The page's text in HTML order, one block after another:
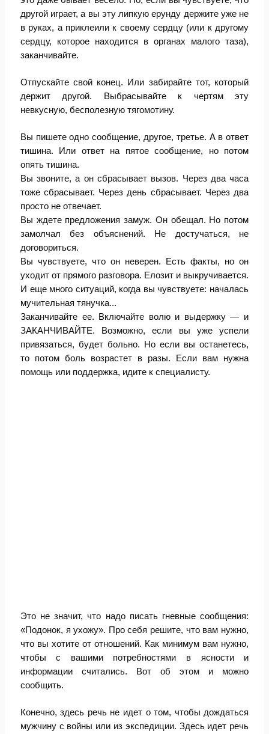
другой играет, а вы эту липкую ерунду держите уже не
в руках, а приклеили к своему сердцу (или к другому
сердцу, которое находится в органах малого таза),
заканчивайте.
Отпускайте свой конец. Или забирайте тот, который
держит другой. Выбрасывайте к чертям эту
невкусную, бесполезную тягомотину.
Вы пишете одно сообщение, другое, третье. А в ответ
тишина. Или ответ на пятое сообщение, но потом
опять тишина.
Вы звоните, а он сбрасывает вызов. Через два часа
тоже сбрасывает. Через день сбрасывает. Через два
просто не отвечает.
Вы ждете предложения замуж. Он обещал. Но потом
замолчал без объяснений. Не достучаться, не
договориться.
Вы чувствуете, что он неверен. Есть факты, но он
уходит от прямого разговора. Елозит и выкручивается.
И еще много ситуаций, когда вы чувствуете: началась
мучительная тянучка...
Заканчивайте ее. Включайте волю и выдержку — и
ЗАКАНЧИВАЙТЕ. Возможно, если вы уже успели
привязаться, будет больно. Но если вы останетесь,
то потом боль возрастет в разы. Если вам нужна
помощь или поддержка, идите к специалисту.
Это не значит, что надо писать гневные сообщения:
«Подонок, я ухожу». Про себя решите, что вам нужно,
что вы хотите от отношений. Как минимум вам нужно,
чтобы с вашими потребностями в ясности и
информации считались. Вот об этом и можно
сообщить.
Конечно, здесь речь не идет о том, чтобы дождаться
мужчину с войны или из экспедиции. Здесь идет речь